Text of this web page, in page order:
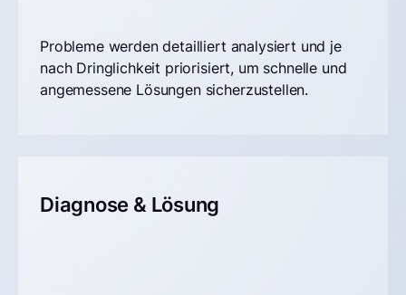
Probleme werden detailliert analysiert und je
nach Dringlichkeit priorisiert, um schnelle und
angemessene Lösungen sicherzustellen.
Diagnose & Lösung